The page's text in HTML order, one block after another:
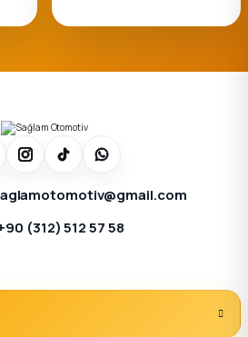
(312) 512 57 58